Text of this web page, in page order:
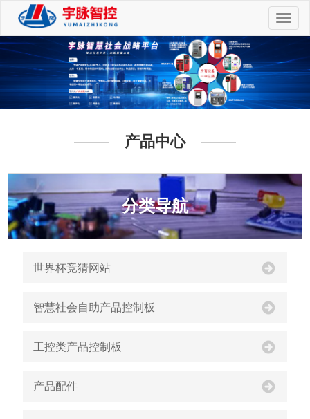
切
换
航
产品中心
分类导航
世界杯竞猜网站
智慧社会自助产品控制板
工控类产品控制板
产品配件